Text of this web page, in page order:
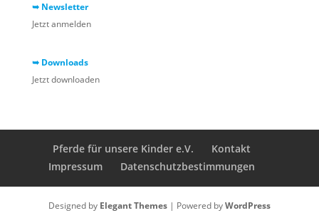
➥ Newsletter
Jetzt anmelden
➥ Downloads
Jetzt downloaden
Pferde für unsere Kinder e.V.
Kontakt
Impressum
Datenschutzbestimmungen
Designed by Elegant Themes| Powered byWordPress